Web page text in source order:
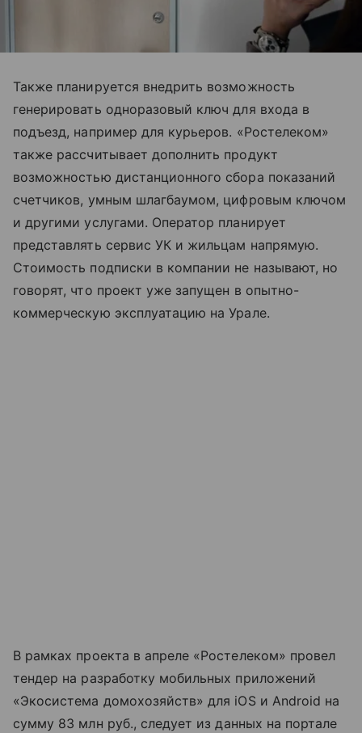
Также планируется внедрить возможность
генерировать одноразовый ключ для входа в
подъезд, например для курьеров. «Ростелеком»
также рассчитывает дополнить продукт
возможностью дистанционного сбора показаний
счетчиков, умным шлагбаумом, цифровым ключом
и другими услугами. Оператор планирует
представлять сервис УК и жильцам напрямую.
Стоимость подписки в компании не называют, но
говорят, что проект уже запущен в опытно-
коммерческую эксплуатацию на Урале.
В рамках проекта в апреле «Ростелеком» провел
тендер на разработку мобильных приложений
«Экосистема домохозяйств» для iOS и Android на
сумму 83 млн руб., следует из данных на портале